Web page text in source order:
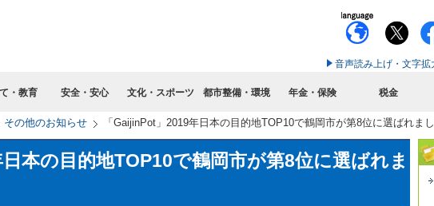
音声読み上げ・文字拡
・教育 安全・安心 文化・スポーツ 都市整備・環境 年金・保険 税金
その他のお知らせ 「GaijinPot」2019年日本の目的地TOP10で鶴岡市が第8位に選ばれまし
本の目的地TOP10で鶴岡市が第8位に選ばれま